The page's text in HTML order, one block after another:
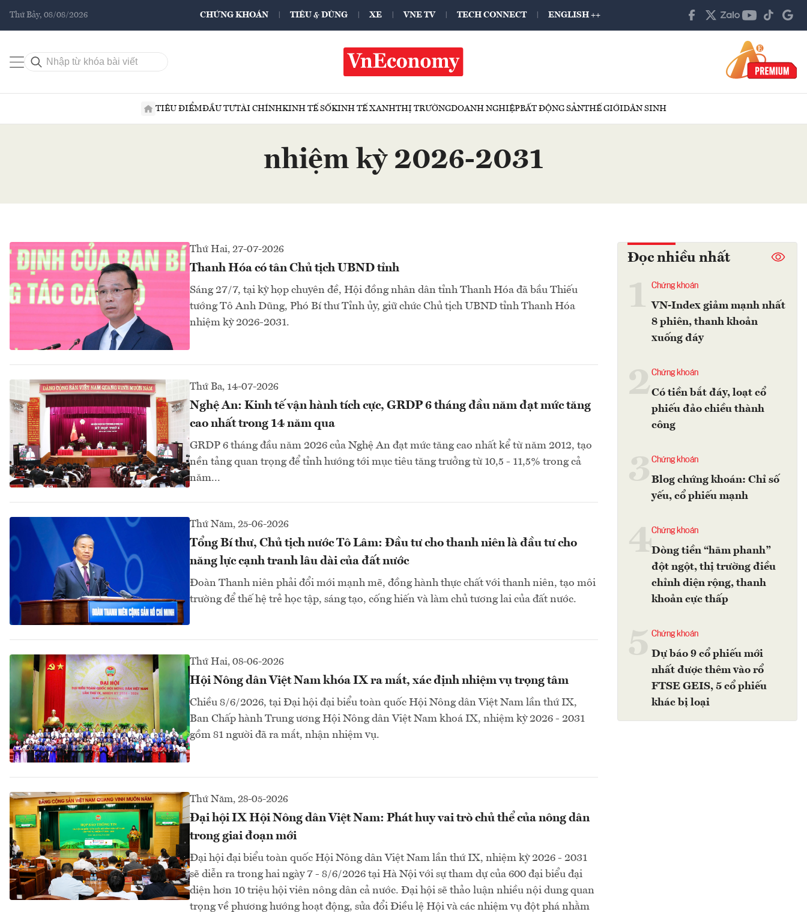
Thứ Bảy, 08/08/2026 CHỨNG KHOÁN TIÊU & DÙNG XE VNE TV TECH CONNECT ENGLISH ++
TIÊU ĐIỂMĐẦU TƯTÀI CHÍNHKINH TẾ SỐKINH TẾ XANHTHỊ TRƯỜNGDOANH NGHIỆPBẤT ĐỘNG SẢNTHẾ GIỚIDÂN SINH
nhiệm kỳ 2026-2031
Thứ Hai, 27-07-2026
Thanh Hóa có tân Chủ tịch UBND tỉnh
Sáng 27/7, tại kỳ họp chuyên đề, Hội đồng nhân dân tỉnh Thanh Hóa đã bầu Thiếu
tướng Tô Anh Dũng, Phó Bí thư Tỉnh ủy, giữ chức Chủ tịch UBND tỉnh Thanh Hóa
nhiệm kỳ 2026-2031.
Thứ Ba, 14-07-2026
Nghệ An: Kinh tế vận hành tích cực, GRDP 6 tháng đầu năm đạt mức tăng
cao nhất trong 14 năm qua
GRDP 6 tháng đầu năm 2026 của Nghệ An đạt mức tăng cao nhất kể từ năm 2012, tạo
nền tảng quan trọng để tỉnh hướng tới mục tiêu tăng trưởng từ 10,5 - 11,5% trong cả
năm...
Thứ Năm, 25-06-2026
Tổng Bí thư, Chủ tịch nước Tô Lâm: Đầu tư cho thanh niên là đầu tư cho
năng lực cạnh tranh lâu dài của đất nước
Đoàn Thanh niên phải đổi mới mạnh mẽ, đồng hành thực chất với thanh niên, tạo môi
trường để thế hệ trẻ học tập, sáng tạo, cống hiến và làm chủ tương lai của đất nước.
Thứ Hai, 08-06-2026
Hội Nông dân Việt Nam khóa IX ra mắt, xác định nhiệm vụ trọng tâm
Chiều 8/6/2026, tại Đại hội đại biểu toàn quốc Hội Nông dân Việt Nam lần thứ IX,
Ban Chấp hành Trung ương Hội Nông dân Việt Nam khoá IX, nhiệm kỳ 2026 - 2031
gồm 81 người đã ra mắt, nhận nhiệm vụ.
Thứ Năm, 28-05-2026
Đại hội IX Hội Nông dân Việt Nam: Phát huy vai trò chủ thể của nông dân
trong giai đoạn mới
Đại hội đại biểu toàn quốc Hội Nông dân Việt Nam lần thứ IX, nhiệm kỳ 2026 - 2031
sẽ diễn ra trong hai ngày 7 - 8/6/2026 tại Hà Nội với sự tham dự của 600 đại biểu đại
diện hơn 10 triệu hội viên nông dân cả nước. Đại hội sẽ thảo luận nhiều nội dung quan
trọng về phương hướng hoạt động, sửa đổi Điều lệ Hội và các nhiệm vụ đột phá nhằm
Đọc nhiều nhất
Chứng khoán
VN-Index giảm mạnh nhất
8 phiên, thanh khoản
xuống đáy
2Chứng khoán
Có tiền bắt đáy, loạt cổ
phiếu đảo chiều thành
công
Chứng khoán
Blog chứng khoán: Chỉ số
yếu, cổ phiếu mạnh
4Chứng khoán
Dòng tiền “hãm phanh”
đột ngột, thị trường điều
chỉnh diện rộng, thanh
khoản cực thấp
Chứng khoán
Dự báo 9 cổ phiếu mới
nhất được thêm vào rổ
FTSE GEIS, 5 cổ phiếu
khác bị loại